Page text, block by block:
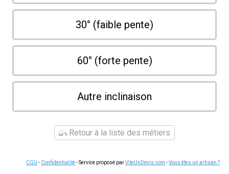
30° (faible pente)
60° (forte pente)
Autre inclinaison
Retour à la liste des métiers
CGU - Confidentialité- Service proposé parViteUnDevis.com -Vous êtes un artisan ?